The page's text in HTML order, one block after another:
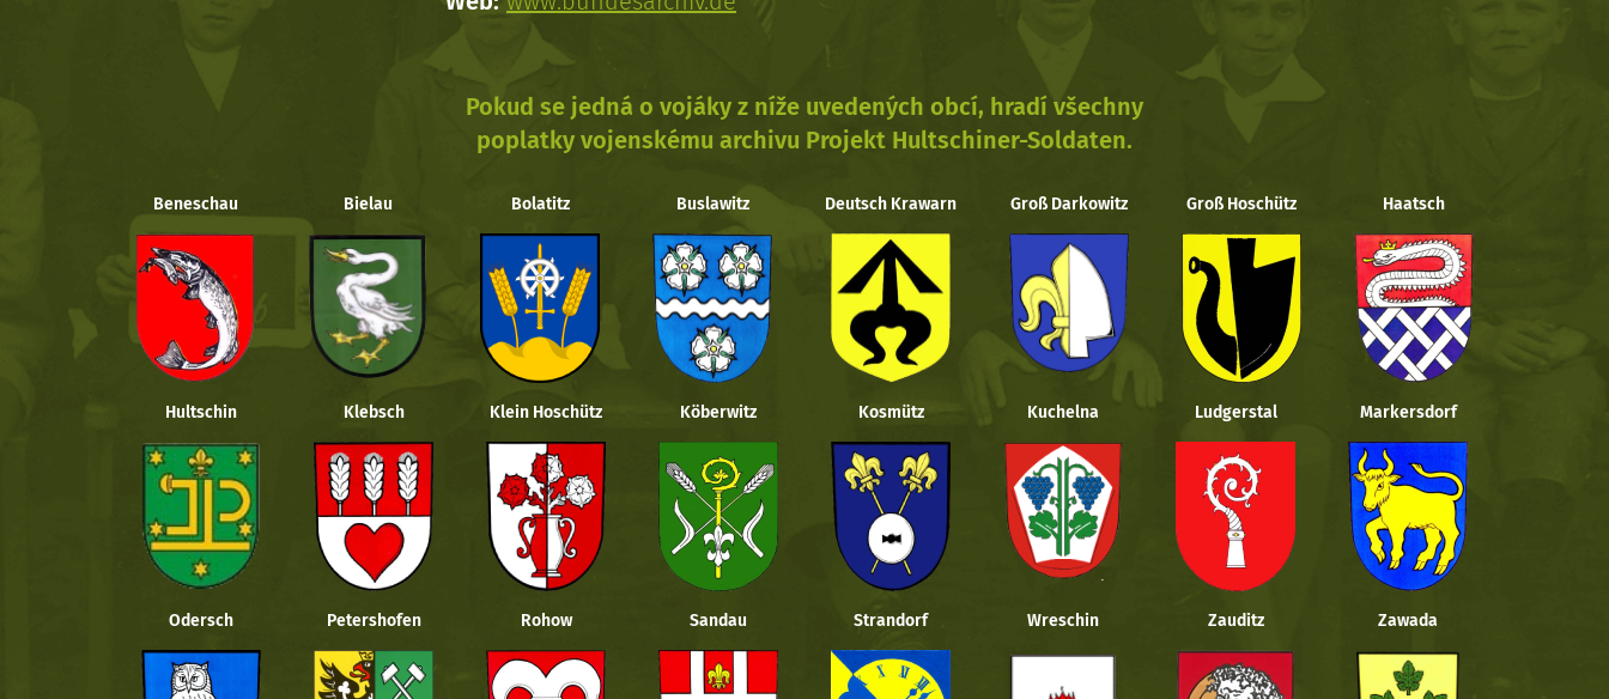
Pokud se jedná o vojáky z níže uvedených obcí, hradí všechny
poplatky vojenskému archivu Projekt Hultschiner-Soldaten.
Beneschau Bielau Bolatitz Buslawitz Deutsch Krawarn Groß Darkowitz Groß Hoschütz Haatsch
Hultschin Klebsch Klein Hoschütz Köberwitz Kosmütz Kuchelna Ludgerstal Markersdorf
Odersch Petershofen Rohow Sandau Strandorf Wreschin Zauditz Zawada